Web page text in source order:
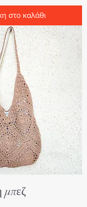
στο καλάθι
μπεζ